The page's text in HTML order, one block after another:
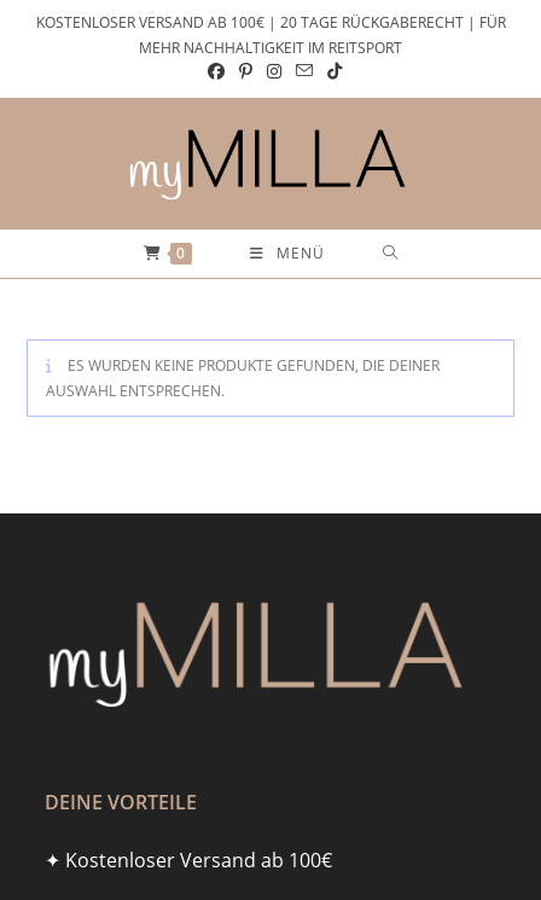
KOSTENLOSER VERSAND AB 100€ | 20 TAGE RÜCKGABERECHT | FÜR
MEHR NACHHALTIGKEIT IM REITSPORT
0 MENÜ
ES WURDEN KEINE PRODUKTE GEFUNDEN, DIE DEINER
AUSWAHL ENTSPRECHEN.
DEINE VORTEILE
✦ Kostenloser Versand ab 100€